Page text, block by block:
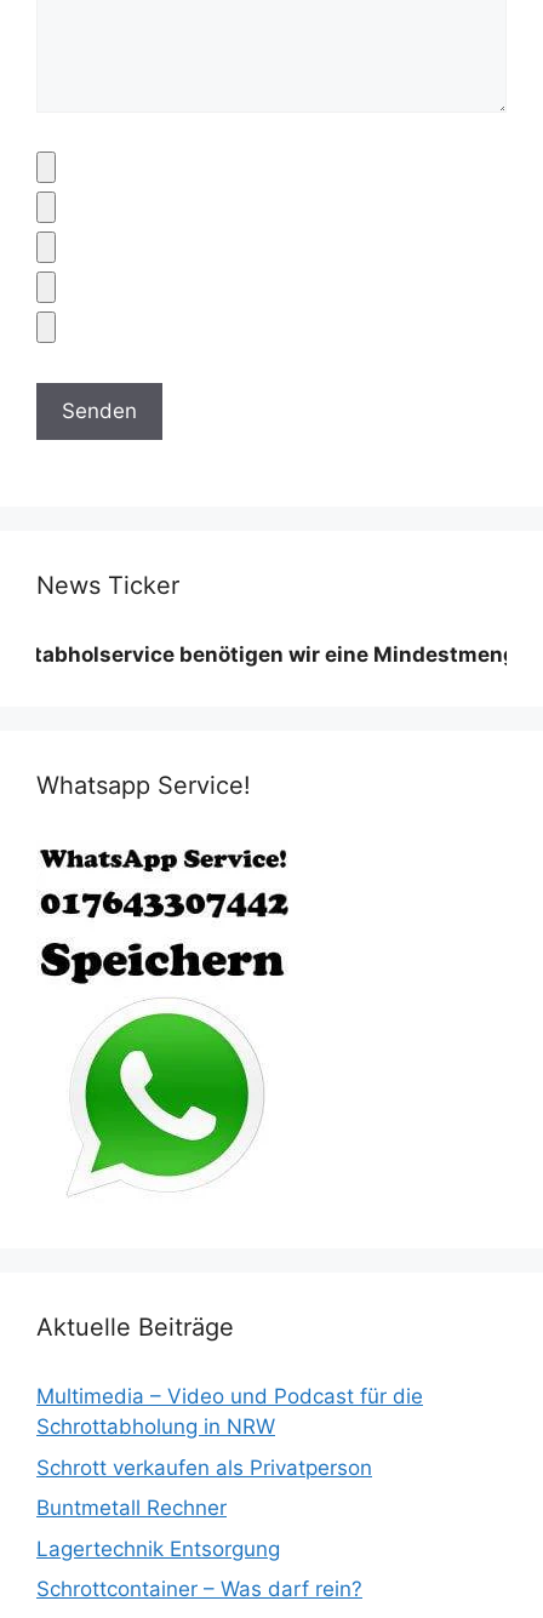
News Ticker
benötigen wir eine Mindestmenge diese
Whatsapp Service!
Aktuelle Beiträge
Multimedia – Video und Podcast für die
Schrottabholung in NRW
Schrott verkaufen als Privatperson
Buntmetall Rechner
Lagertechnik Entsorgung
Schrottcontainer – Was darf rein?